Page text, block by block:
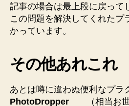
記事の場合は最上段に戻って
この問題を解決してくれたプ
かっています。
その他あれこれ
あとは噂に違わぬ便利なプラ
PhotoDropper （相当お世